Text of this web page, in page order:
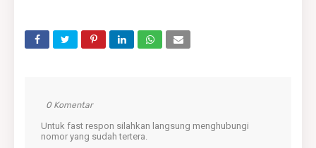
0 Komentar
Untuk fast respon silahkan langsung menghubungi
nomor yang sudah tertera.